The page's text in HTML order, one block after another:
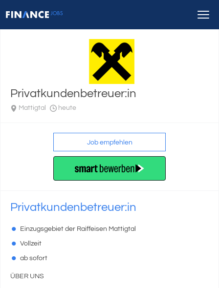
Privatkundenbetreuer:in
Mattigtal heute
Job empfehlen
Privatkundenbetreuer:in
Einzugsgebiet der Raiffeisen Mattigtal
Vollzeit
ab sofort
ÜBER UNS